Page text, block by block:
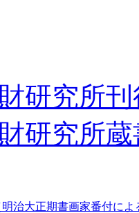
研究所
研究所
治大正期書画家番付によ